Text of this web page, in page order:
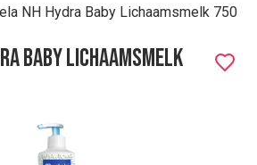
NH Hydra Baby Lichaamsmelk 750
Baby Lichaamsmelk